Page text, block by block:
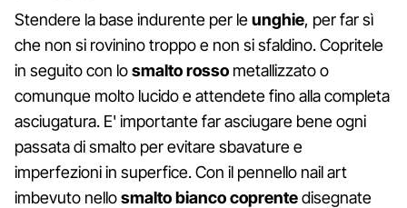
Stendere la base indurente per leunghie, per far sì
che non si rovinino troppo e non si sfaldino. Copritele
in seguito con losmalto rosso metallizzato o
comunque molto lucido e attendete fino alla completa
asciugatura. E' importante far asciugare bene ogni
passata di smalto per evitare sbavature e
imperfezioni in superfice. Con il pennello nail art
imbevuto nellosmalto bianco coprentedisegnate